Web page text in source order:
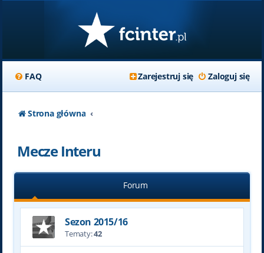
FAQ Zaloguj się
Zarejestruj się
Strona główna
Mecze Interu
Forum
Sezon 2015/16
Tematy:42